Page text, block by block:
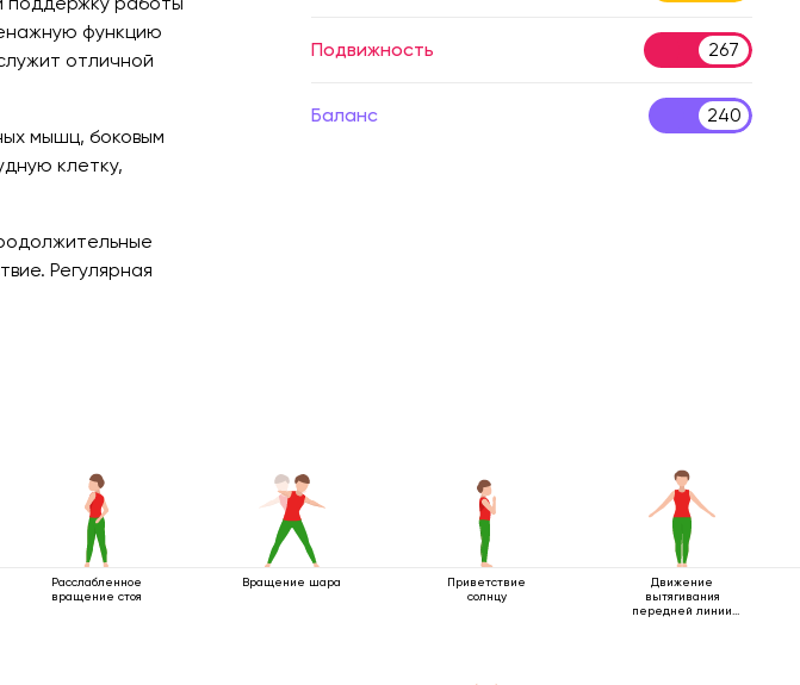
функцию
отличной
мышц, боковым
клетку,
Регулярная
Подвижность 267
Баланс 240
Расслабленное
вращение стоя
Вращение шара
Приветствие
солнцу
Движение
вытягивания
передней линии